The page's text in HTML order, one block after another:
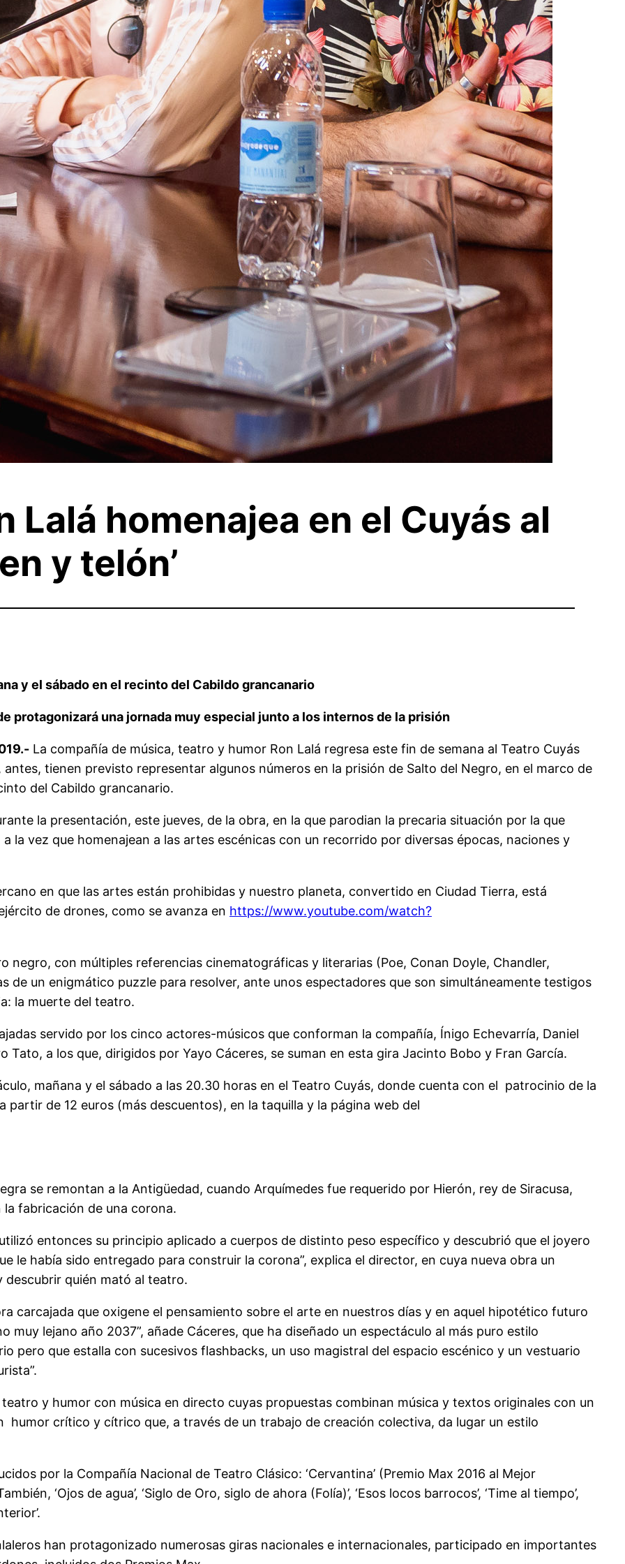
Lalá homenajea en el Cuyás al
y telón’
y el sábado en el recinto del Cabildo grancanario
protagonizará una jornada muy especial junto a los internos de la prisión
La compañía de música, teatro y humor Ron Lalá regresa este fin de semana al Teatro Cuyás
antes, tienen previsto representar algunos números en la prisión de Salto del Negro, en el marco de
del Cabildo grancanario.
la presentación, este jueves, de la obra, en la que parodian la precaria situación por la que
la vez que homenajean a las artes escénicas con un recorrido por diversas épocas, naciones y
en que las artes están prohibidas y nuestro planeta, convertido en Ciudad Tierra, está
de drones, como se avanza en https://www.youtube.com/watch?
negro, con múltiples referencias cinematográficas y literarias (Poe, Conan Doyle, Chandler,
de un enigmático puzzle para resolver, ante unos espectadores que son simultáneamente testigos
la muerte del teatro.
servido por los cinco actores-músicos que conforman la compañía, Ínigo Echevarría, Daniel
Tato, a los que, dirigidos por Yayo Cáceres, se suman en esta gira Jacinto Bobo y Fran García.
mañana y el sábado a las 20.30 horas en el Teatro Cuyás, donde cuenta con el patrocinio de la
de 12 euros (más descuentos), en la taquilla y la página web del
se remontan a la Antigüedad, cuando Arquímedes fue requerido por Hierón, rey de Siracusa,
fabricación de una corona.
entonces su principio aplicado a cuerpos de distinto peso específico y descubrió que el joyero
le había sido entregado para construir la corona”, explica el director, en cuya nueva obra un
quién mató al teatro.
carcajada que oxigene el pensamiento sobre el arte en nuestros días y en aquel hipotético futuro
muy lejano año 2037”, añade Cáceres, que ha diseñado un espectáculo al más puro estilo
pero que estalla con sucesivos flashbacks, un uso magistral del espacio escénico y un vestuario
y humor con música en directo cuyas propuestas combinan música y textos originales con un
humor crítico y cítrico que, a través de un trabajo de creación colectiva, da lugar un estilo
por la Compañía Nacional de Teatro Clásico: ‘Cervantina’ (Premio Max 2016 al Mejor
‘Ojos de agua’, ‘Siglo de Oro, siglo de ahora (Folía)’, ‘Esos locos barrocos’, ‘Time al tiempo’,
han protagonizado numerosas giras nacionales e internacionales, participado en importantes